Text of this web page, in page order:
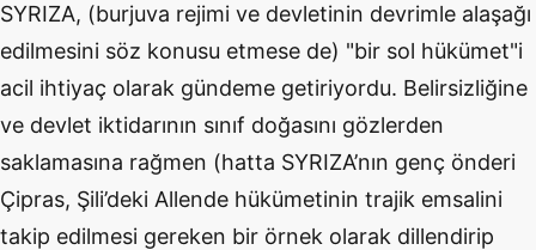
SYRIZA, (burjuva rejimi ve devletinin devrimle alaşağı
edilmesini söz konusu etmese de) "bir sol hükümet"i
acil ihtiyaç olarak gündeme getiriyordu. Belirsizliğine
ve devlet iktidarının sınıf doğasını gözlerden
saklamasına rağmen (hatta SYRIZA’nın genç önderi
Çipras, Şili’deki Allende hükümetinin trajik emsalini
takip edilmesi gereken bir örnek olarak dillendirip